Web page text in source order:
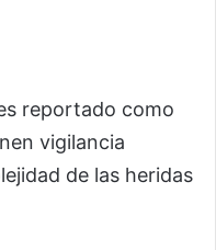
reportado como
vigilancia
de las heridas